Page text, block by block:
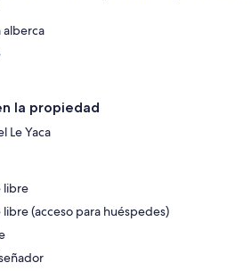
alberca
la propiedad
Le Yaca
libre
libre (acceso para huéspedes)